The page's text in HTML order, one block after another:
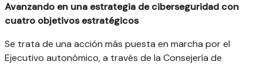
Avanzando en una estrategia de ciberseguridad con
cuatro objetivos estratégicos
Se trata de una acción más puesta en marcha por el
Ejecutivo autonómico, a través de la Consejería de